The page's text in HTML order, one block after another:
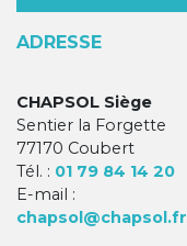
ADRESSE
CHAPSOL Siège
Sentier la Forgette
77170 Coubert
Tél. : 01 79 84 14 20
E-mail :
chapsol@chapsol.fr